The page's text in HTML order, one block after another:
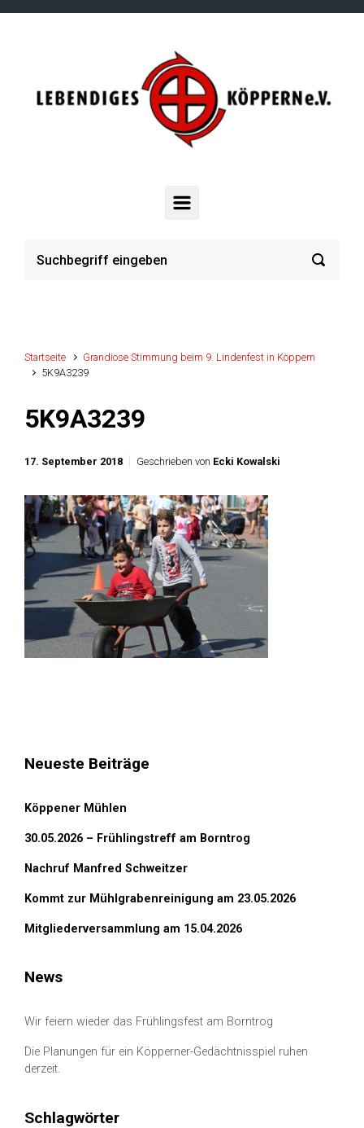
Zum Hauptinhalt springen
Startseite
Grandiose Stimmung beim 9. Lindenfest in Köppern
5K9A3239
5K9A3239
17. September 2018 Geschrieben von Ecki Kowalski
Neueste Beiträge
Köppener Mühlen
30.05.2026 – Frühlingstreff am Borntrog
Nachruf Manfred Schweitzer
Kommt zur Mühlgrabenreinigung am 23.05.2026
Mitgliederversammlung am 15.04.2026
News
Wir feiern wieder das Frühlingsfest am Borntrog
Die Planungen für ein Köpperner-Gedächtnisspiel ruhen
derzeit.
Schlagwörter